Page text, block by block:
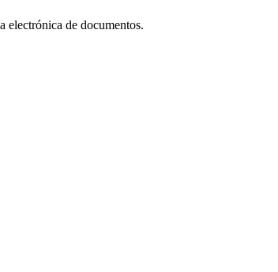
electrónica de documentos.